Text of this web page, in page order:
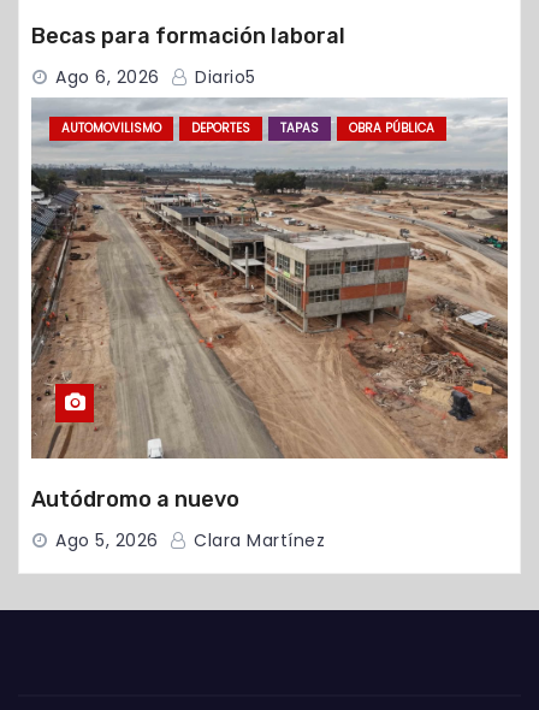
Becas para formación laboral
Ago 6, 2026 Diario5
AUTOMOVILISMO DEPORTES TAPAS OBRA PÚBLICA
Autódromo a nuevo
Ago 5, 2026 Clara Martínez